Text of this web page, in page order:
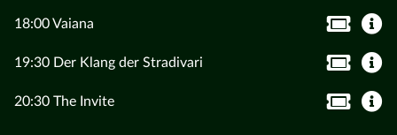
18:00 Vaiana
19:30 Der Klang der Stradivari
20:30 The Invite